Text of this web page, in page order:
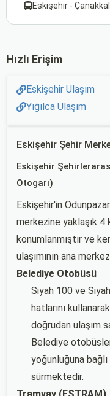
Eskişehir -
Hızlı Erişim
Eskişehir Ulaşım
Yığılca Ulaşım
Eskişehir Şehir
Eskişehir
Otogarı)
Eskişehir'in
merkezine yaklaşık
konumlanmıştır ve
ulaşımının ana
Belediye Otobüsü
Siyah 100 ve
hatlarını
doğrudan ulaşım
Belediye
yoğunluğuna
sürmektedir.